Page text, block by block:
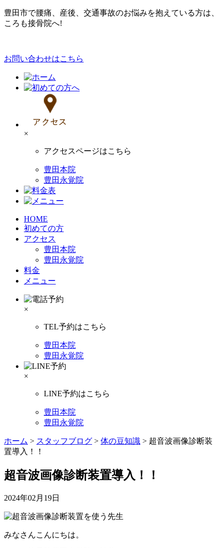
豊田市で腰痛、産後、交通事故のお悩みを抱えている方は、
ころも接骨院へ!
お問い合わせはこちら
×
アクセスページはこちら
豊田本院
豊田永覚院
HOME
初めての方
アクセス
豊田本院
豊田永覚院
料金
メニュー
×
TEL予約はこちら
豊田本院
豊田永覚院
×
LINE予約はこちら
豊田本院
豊田永覚院
ホーム > スタッフブログ > 体の豆知識 > 超音波画像診断装
置導入！！
超音波画像診断装置導入！！
2024年02月19日
みなさんこんにちは。